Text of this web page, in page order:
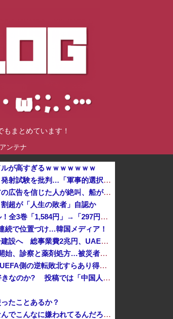
まとめています！
ンテナ
が高すぎるｗｗｗｗｗｗｗ
北朝鮮の金与正党総務部長、日本のトマホーク発射試験を批判…「軍事的選択肢」警告！
「もう二度と使わないからな」と某カーシェアの広告を信じた人が絶叫、船が遅れたからバスが無くなって困ってたりこの看板が…
超が「人生の敗者」自認か
『オッス！はるかちゃん』全巻「99円」セール！全3巻「1,584円」→「297円」！男だらけの応援団とムチムチ娘のお色気コメディ！『バクくん』も...
続で位置づけ…韓国メディア！
【朗報】秋田に日本最大級のAIデータセンター建設へ 総事業費2兆円、UAEが巨額投資を協議他
熊本･八代港で自衛隊の「病院船」が医療提供開始、診察と薬剤処方…被災者向け大浴場も！
UEFAとFIFAの争いが完全に泥沼化した模様、UEFA側の逆転敗北すらあり得るような情勢に……
中国SNS なぜフランス人はこれほど日本が好きなのか? 投稿では「中国人も日本が好き」「普通の人は…」[8/6]
たことあるか？
【悲報】みいちゃんと山田さんの漫画の作者なんでこんなに嫌われてるんだろうな